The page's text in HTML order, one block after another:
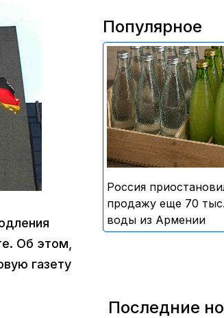
Об этом,
газету
Популярное
В России
продажу
бутылок
армянского
Россия
продажу еще 70
воды из Армении
Последние